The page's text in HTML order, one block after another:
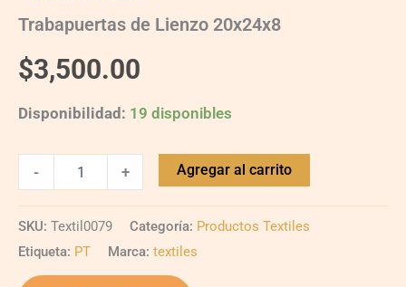
Trabapuertas de Lienzo 20x24x8
$3,500.00
Disponibilidad: 19 disponibles
- + Agregar al carrito
SKU: Textil0079 Categoría: Productos Textiles
Etiqueta: PT Marca: textiles